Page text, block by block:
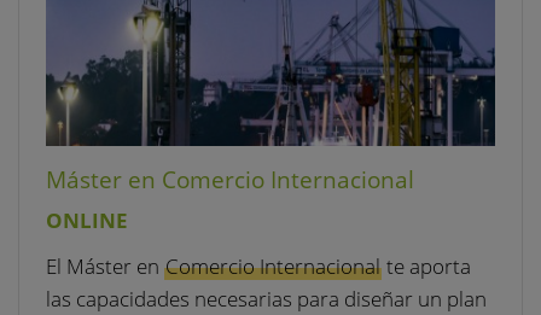
Máster en Comercio Internacional
ONLINE
El Máster en Comercio Internacionalte aporta
las capacidades necesarias para diseñar un plan